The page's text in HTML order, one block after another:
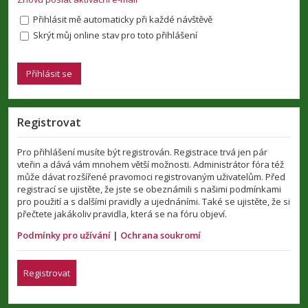
Přihlásit mě automaticky při každé návštěvě
Skrýt můj online stav pro toto přihlášení
Registrovat
Pro přihlášení musíte být registrován. Registrace trvá jen pár
vteřin a dává vám mnohem větší možnosti. Administrátor fóra též
může dávat rozšířené pravomoci registrovaným uživatelům. Před
registrací se ujistěte, že jste se obeznámili s našimi podmínkami
pro použití a s dalšími pravidly a ujednáními. Také se ujistěte, že si
přečtete jakákoliv pravidla, která se na fóru objeví.
Podmínky pro užívání | Ochrana soukromí
Registrovat